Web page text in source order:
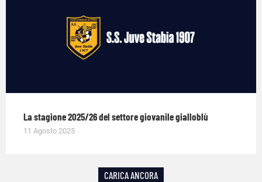
La stagione 2025/26 del settore giovanile gialloblù
11 Agosto 2025
CARICA ANCORA